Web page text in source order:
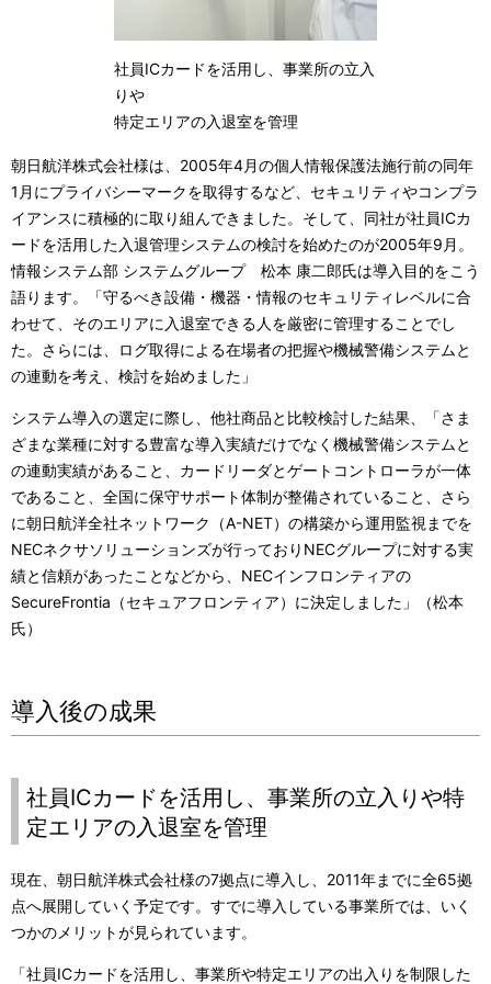
社員ICカードを活用し、事業所の立入
りや
特定エリアの入退室を管理
朝日航洋株式会社様は、2005年4月の個人情報保護法施行前の同年
1月にプライバシーマークを取得するなど、セキュリティやコンプラ
イアンスに積極的に取り組んできました。そして、同社が社員ICカ
ードを活用した入退管理システムの検討を始めたのが2005年9月。
情報システム部 システムグループ 松本 康二郎氏は導入目的をこう
語ります。「守るべき設備・機器・情報のセキュリティレベルに合
わせて、そのエリアに入退室できる人を厳密に管理することでし
た。さらには、ログ取得による在場者の把握や機械警備システムと
の連動を考え、検討を始めました」
システム導入の選定に際し、他社商品と比較検討した結果、「さま
ざまな業種に対する豊富な導入実績だけでなく機械警備システムと
の連動実績があること、カードリーダとゲートコントローラが一体
であること、全国に保守サポート体制が整備されていること、さら
に朝日航洋全社ネットワーク（A-NET）の構築から運用監視までを
NECネクサソリューションズが行っておりNECグループに対する実
績と信頼があったことなどから、NECインフロンティアの
SecureFrontia（セキュアフロンティア）に決定しました」（松本
氏）
導入後の成果
社員ICカードを活用し、事業所の立入りや特
定エリアの入退室を管理
現在、朝日航洋株式会社様の7拠点に導入し、2011年までに全65拠
点へ展開していく予定です。すでに導入している事業所では、いく
つかのメリットが見られています。
「社員ICカードを活用し、事業所や特定エリアの出入りを制限した